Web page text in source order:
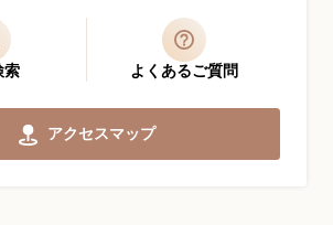
索 よくあるご質問
アクセスマップ